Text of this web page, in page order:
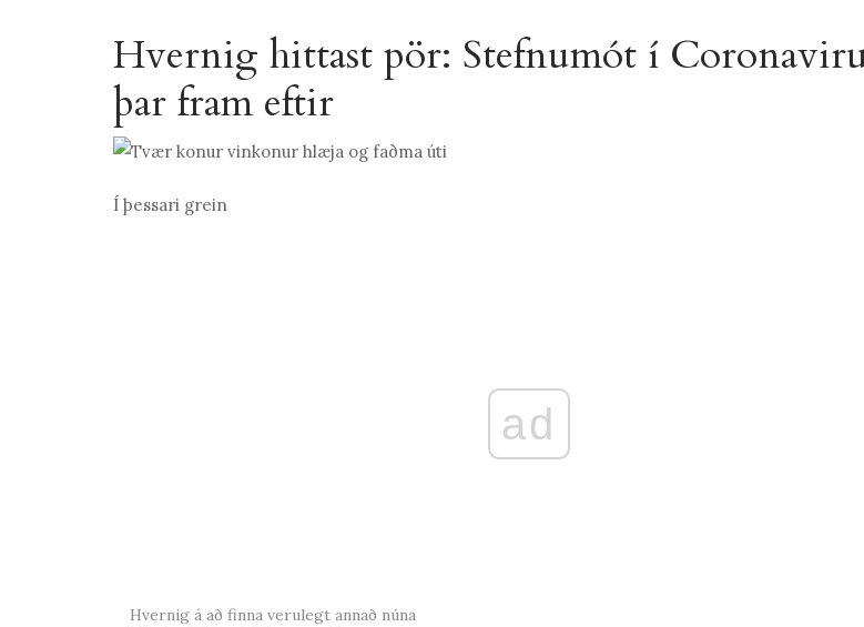
Hvernig hittast pör: Stefnumót í
þar fram eftir
Í þessari grein
ad
Hvernig á að finna verulegt annað núna